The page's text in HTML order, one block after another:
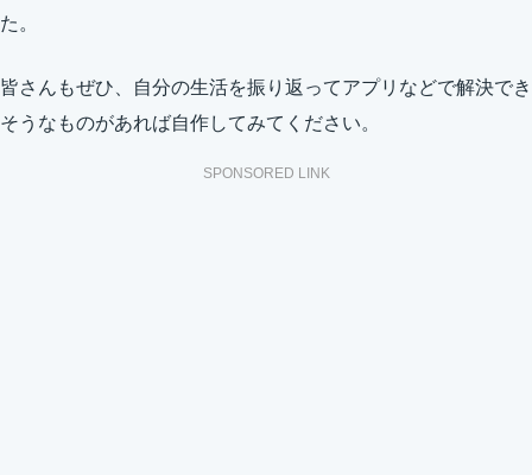
た。
皆さんもぜひ、自分の生活を振り返ってアプリなどで解決でき
そうなものがあれば自作してみてください。
SPONSORED LINK